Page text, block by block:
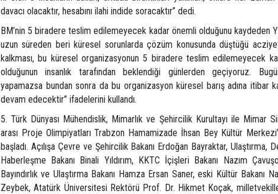
davacı olacaktır, hesabını ilahi indide soracaktır” dedi.
BM’nin 5 biradere teslim edilemeyecek kadar önemli olduğunu kaydeden
uzun süreden beri küresel sorunlarda çözüm konusunda düştüğü
kalkması, bu küresel organizasyonun 5 biradere teslim edilemeyecek
olduğunun insanlık tarafından beklendiği günlerden geçiyoruz.
yapamazsa bundan sonra da bu organizasyon küresel barış adına itibar
devam edecektir” ifadelerini kullandı.
5. Türk Dünyası Mühendislik, Mimarlık ve Şehircilik Kurultayı ile Mimar
arası Proje Olimpiyatları Trabzon Hamamizade İhsan Bey Kültür
başladı. Açılışa Çevre ve Şehircilik Bakanı Erdoğan Bayraktar, Ulaştırma,
Haberleşme Bakanı Binali Yıldırım, KKTC İçişleri Bakanı Nazım
Bayındırlık ve Ulaştırma Bakanı Hamza Ersan Saner, eski Kültür Bakanı
Zeybek, Atatürk Üniversitesi Rektörü Prof. Dr. Hikmet Koçak,